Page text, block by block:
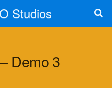
Studios
Demo 3